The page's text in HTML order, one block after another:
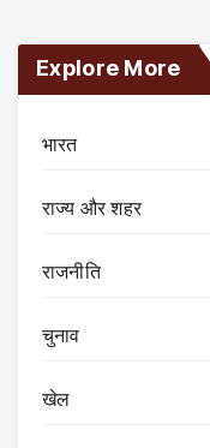
Explore More
भारत
राज्य और शहर
राजनीति
चुनाव
खेल